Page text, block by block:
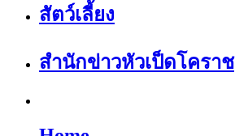
สัตว์เลี้ยง
สำนักข่าวหัวเป็ดโคราช